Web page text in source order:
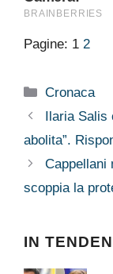
Pagine: 1 2
Categorie
Cronaca
Ilaria Salis
abolita”.
Cappellani
scoppia la
IN